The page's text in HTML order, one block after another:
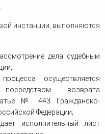
инстанции, выполняются
дела судебным
осуществляется
возврата
№ 443 Гражданско-
Федерации;
исполнительный лист